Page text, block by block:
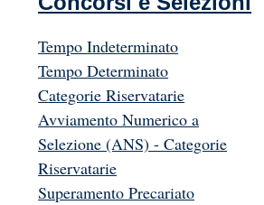
Tempo Indeterminato
Tempo Determinato
Categorie Riservatarie
Avviamento Numerico a
Selezione (ANS) - Categorie
Riservatarie
Superamento Precariato